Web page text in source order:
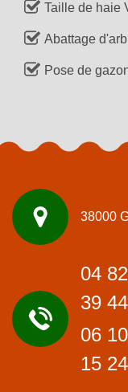
Taille de haie
Abattage
Pose de
38000
04
39 44
06
15 24